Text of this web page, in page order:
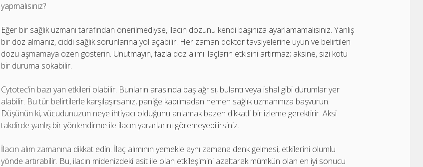
yapmalısınız?
Eğer bir sağlık uzmanı tarafından önerilmediyse, ilacın dozunu kendi başınıza ayarlamamalısınız. Yanlış
bir doz almanız, ciddi sağlık sorunlarına yol açabilir. Her zaman doktor tavsiyelerine uyun ve belirtilen
dozu aşmamaya özen gösterin. Unutmayın, fazla doz alımı ilaçların etkisini artırmaz; aksine, sizi kötü
bir duruma sokabilir.
Cytotec’in bazı yan etkileri olabilir. Bunların arasında baş ağrısı, bulantı veya ishal gibi durumlar yer
alabilir. Bu tür belirtilerle karşılaşırsanız, paniğe kapılmadan hemen sağlık uzmanınıza başvurun.
Düşünün ki, vücudunuzun neye ihtiyacı olduğunu anlamak bazen dikkatli bir izleme gerektirir. Aksi
takdirde yanlış bir yönlendirme ile ilacın yararlarını göremeyebilirsiniz.
İlacın alım zamanına dikkat edin. İlaç alımının yemekle aynı zamana denk gelmesi, etkilerini olumlu
yönde artırabilir. Bu, ilacın midenizdeki asit ile olan etkileşimini azaltarak mümkün olan en iyi sonucu